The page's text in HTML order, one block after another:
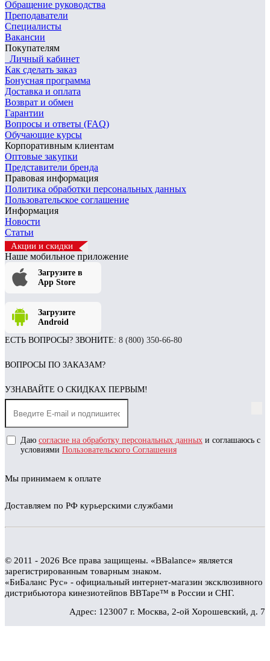
Обращение руководства
Преподаватели
Специалисты
Вакансии
Покупателям
Личный кабинет
Как сделать заказ
Бонусная программа
Доставка и оплата
Возврат и обмен
Гарантии
Вопросы и ответы (FAQ)
Обучающие курсы
Корпоративным клиентам
Оптовые закупки
Представители бренда
Правовая информация
Политика обработки персональных данных
Пользовательское соглашение
Информация
Новости
Статьи
Акции и скидки
Наше мобильное приложение
Загрузите в
App Store
Загрузите
Android
ЕСТЬ ВОПРОСЫ? ЗВОНИТЕ: 8 (800) 350-66-80
ВОПРОСЫ ПО ЗАКАЗАМ?
УЗНАВАЙТЕ О СКИДКАХ ПЕРВЫМ!
Даю согласие на обработку персональных данных и соглашаюсь с
условиями Пользовательского Соглашения
Мы принимаем к оплате
Доставляем по РФ курьерскими службами
© 2011 - 2026 Все права защищены. «BBalance» является
зарегистрированным товарным знаком.
«БиБаланс Рус» - официальный интернет-магазин эксклюзивного
дистрибьютора кинезиотейпов BBTape™ в России и СНГ.
Адрес: 123007 г. Москва, 2-ой Хорошевский, д. 7